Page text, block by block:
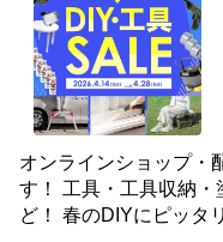
オンラインショップ・配送限定
す！ 工具・工具収納・塗料・作業用品・ガーデン用品な
ど！ 春のDIYにピッタ